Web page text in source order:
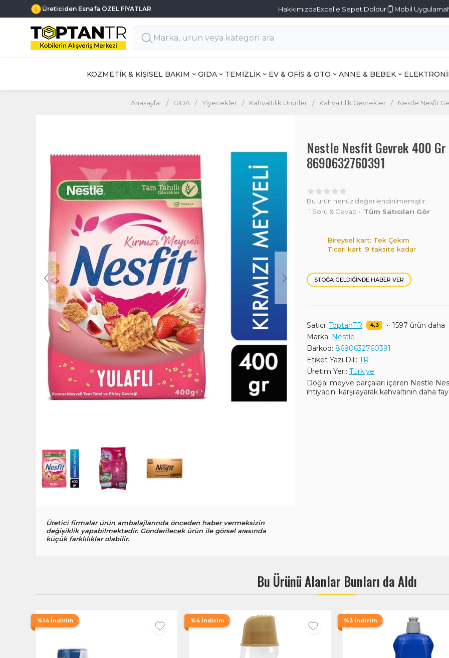
Üreticiden Esnafa ÖZEL FİYATLAR HakkımızdaExcelle Sepet Doldur Mobil Uygulama
KOZMETİK & KİŞİSEL BAKIM GIDA TEMİZLİK EV & OFİS & OTO ANNE & BEBEK
Anasayfa / GIDA / Yiyecekler / Kahvaltılık Ürünler / Kahvaltılık Gevrekler / Nestle Nesfit
Üretici firmalar ürün ambalajlarında önceden haber vermeksizin
değişiklik yapabilmektedir. Gönderilecek ürün ile görsel arasında
küçük farklılıklar olabilir.
Nestle Nesfit Gevrek 400 Gr
8690632760391
Bu ürün henüz değerlendirilmemiştir.
1 Soru & Cevap • Tüm Satıcıları Gör
Bireysel kart: Tek Çekim
Ticari kart: 9 taksite kadar
STOĞA GELDIĞINDE HABER VER
Satıcı: ToptanTR 4,3 • 1597 ürün daha
Marka: Nestle
Barkod: 8690632760391
Etiket Yazı Dili: TR
Üretim Yeri: Türkiye
Doğal meyve parçaları içeren Nestle
ihtiyacını karşılayarak kahvaltının daha
Bu Ürünü Alanlar Bunları da Aldı
%14 İndirim %4 İndirim %3 İndirim